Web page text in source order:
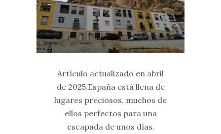
Artículo actualizado en abril
de 2025.España está llena de
lugares preciosos, muchos de
ellos perfectos para una
escapada de unos días.